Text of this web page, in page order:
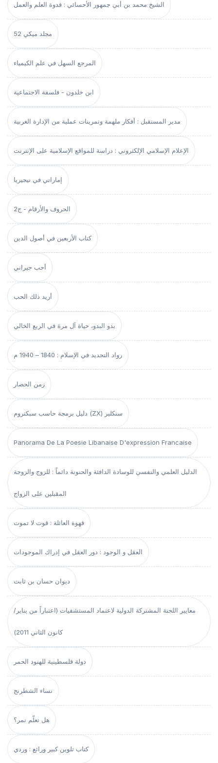
الشيخ محمد بن أبي جمهور الأحسائي : قدوة العلم والعمل
مجلد ميكي 52
المرجع السهل في علم الكيمياء
ابن خلدون - فلسفة الاجتماعية
مدير المستقبل : أفكار ملهمة وتمرينات عملية من الإدارة الغربية
الإعلام الإسلامي الإلكتروني : دراسة للمواقع الإسلامية على الإنترنت
إماراتي في نيجيريا
الحروف والأرقام - ج2
كتاب الأربعين في أصول الدين
أحب جيراني
أريد ذلك الحب
بدو البدو، حياة آل مرة في الربع الخالي
رواد التجديد في الإسلام : 1840 – 1940 م
زمن الحصار
دليل برمجة حاسب سبكتروم (ZX) سنكلير
Panorama De La Poesie Libanaise D'expression Francaise
الدليل العلمي والنفسي للوسادة الدافئة والحنونة دائماً : للزوج والزوجة
المقبلين على الزواج
قهوة العائلة : قوت لا تموت
العقل و الوجود : دور العقل في إدراك الموجودات
ديوان حسان بن ثابت
معايير اللجنة المشتركة الدولية لاعتماد المستشفيات (اعتباراً من يناير/
كانون الثاني 2011)
دولة فلسطينية للهنود الحمر
نساء الشطرنج
هل تعلّم نمر؟
كتاب تلوين كبير ورائع : وردي